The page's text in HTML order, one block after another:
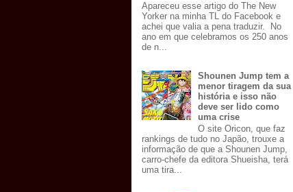
Apareceu esse artigo do The New
Yorker na minha TL do Facebook e
achei que valia a pena traduzir. No
ano em que celebramos os 250 anos
de n...
Shounen Jump tem a
menor tiragem da sua
história e isso não
deve ser lido como
uma crise
O site Oricon, que faz
rankings de tudo no Japão, trouxe a
informação de que a Shounen Jump,
carro-chefe da editora Shueisha, terá
uma tira...